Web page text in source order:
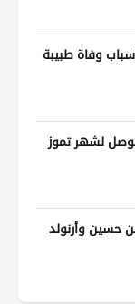
وفاة طبيبة
لشهر تموز
حسين وأرنولد